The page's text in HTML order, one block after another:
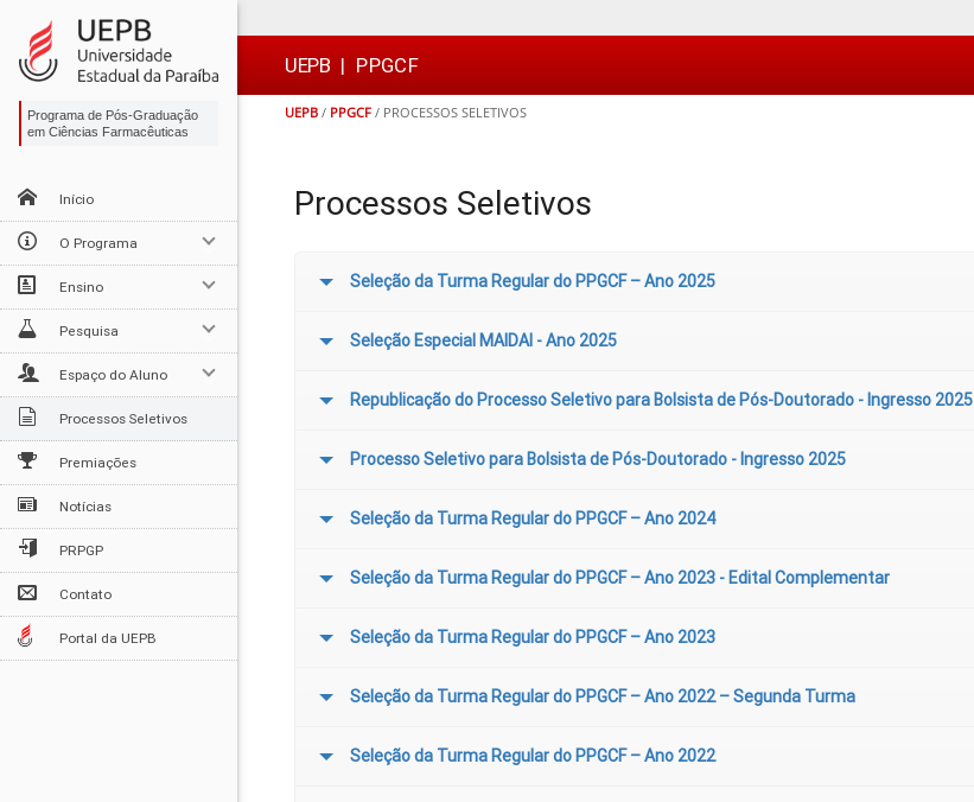
para
conteúdo
para
menu
para
busca
para
rodapé
 UEPB | PPGCF
UEPB / PPGCF / PROCESSOS SELETIVOS
Programa de Pós-Graduação
em Ciências Farmacêuticas
Início
O Programa
Ensino
Pesquisa
Espaço do Aluno
Processos Seletivos
Premiações
Notícias
PRPGP
Contato
Portal da UEPB
Processos Seletivos
Seleção da Turma Regular do PPGCF – Ano 2025
Seleção Especial MAIDAI - Ano 2025
Republicação do Processo Seletivo para Bolsista de Pós-Doutorado - Ingresso 2025
Processo Seletivo para Bolsista de Pós-Doutorado - Ingresso 2025
Seleção da Turma Regular do PPGCF – Ano 2024
Seleção da Turma Regular do PPGCF – Ano 2023 - Edital Complementar
Seleção da Turma Regular do PPGCF – Ano 2023
Seleção da Turma Regular do PPGCF – Ano 2022 – Segunda Turma
Seleção da Turma Regular do PPGCF – Ano 2022